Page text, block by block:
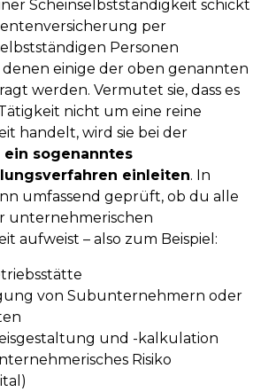
Scheinselbstständigkeit schickt
per
Personen
denen einige der oben genannten
werden. Vermutet sie, dass es
nicht um eine reine
handelt, wird sie bei der
sogenanntes
einleiten. In
umfassend geprüft, ob du alle
unternehmerischen
aufweist – also zum Beispiel:
von Subunternehmern oder
und -kalkulation
Risiko